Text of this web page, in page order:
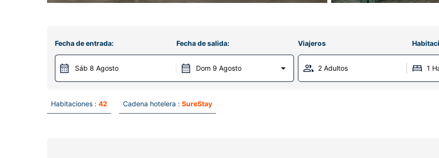
Fecha de entrada:
Sáb 8 Agosto
Fecha de salida:
Dom 9 Agosto
Viajeros
2 Adultos 1
Habitaciones : 42 Cadena hotelera : SureStay